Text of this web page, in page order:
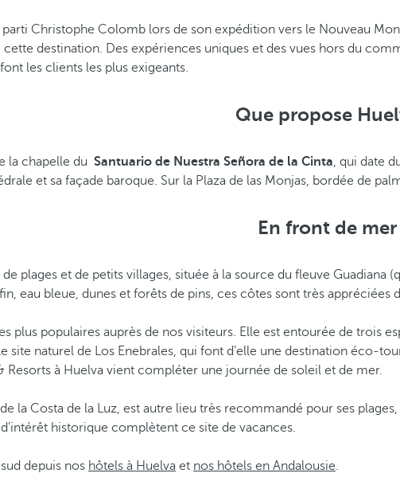
parti Christophe Colomb lors de son expédition vers le Nouveau
destination. Des expériences uniques et des vues hors du
les clients les plus exigeants.
Que propose
la chapelle du Santuario de Nuestra Señora de la Cinta, qui date
et sa façade baroque. Sur la Plaza de las Monjas, bordée de
En front de mer
plages et de petits villages, située à la source du fleuve
eau bleue, dunes et forêts de pins, ces côtes sont très
plus populaires auprès de nos visiteurs. Elle est entourée de trois
site naturel de Los Enebrales, qui font d’elle une destination éco-
Resorts à Huelva vient compléter une journée de soleil et de mer.
la Costa de la Luz, est autre lieu très recommandé pour ses
historique complètent ce site de vacances.
depuis nos hôtels à Huelva et nos hôtels en Andalousie.